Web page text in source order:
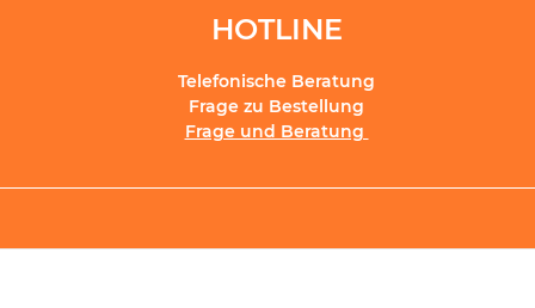
HOTLINE
Telefonische Beratung
Frage zu Bestellung
Frage und Beratung